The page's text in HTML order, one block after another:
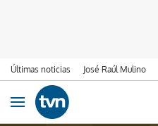
Últimas noticias José Raúl Mulino
Ir al contenido
Obrir navegació